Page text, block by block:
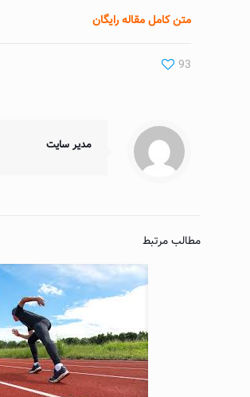
متن کامل مقاله رایگان
93
مدیر سایت
مطالب مرتبط